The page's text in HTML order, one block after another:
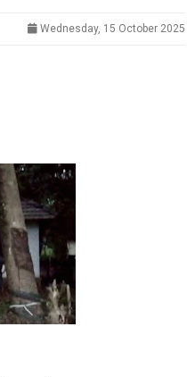
Wednesday, 15 October 2025